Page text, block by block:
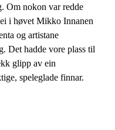
Om nokon var redde
i høvet Mikko Innanen
og artistane
Det hadde vore plass til
glipp av ein
speleglade finnar.